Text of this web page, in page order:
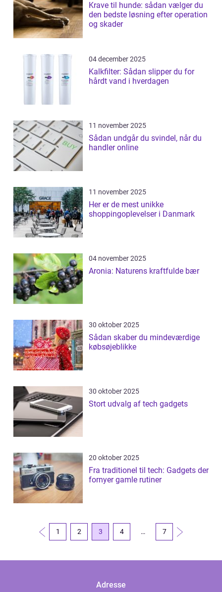
Krave til hunde: sådan vælger du
den bedste løsning efter operation
og skader
04 december 2025
Kalkfilter: Sådan slipper du for
hårdt vand i hverdagen
11 november 2025
Sådan undgår du svindel, når du
handler online
11 november 2025
Her er de mest unikke
shoppingoplevelser i Danmark
04 november 2025
Aronia: Naturens kraftfulde bær
30 oktober 2025
Sådan skaber du mindeværdige
købsøjeblikke
30 oktober 2025
Stort udvalg af tech gadgets
20 oktober 2025
Fra traditionel til tech: Gadgets der
fornyer gamle rutiner
1 2 3 4 … 7
Adresse